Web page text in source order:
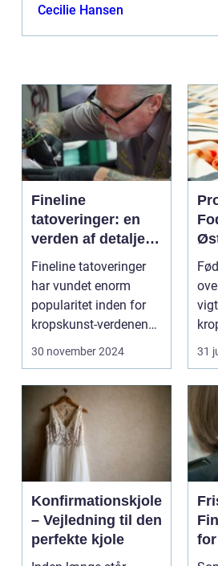
Cecilie Hansen
Fineline
tatoveringer: en
verden af detaljer
og elegance
Fineline tatoveringer
har vundet enorm
popularitet inden for
kropskunst-verdenen
de seneste år...
30 november 2024 31
Konfirmationskjole
– Vejledning til den
perfekte kjole